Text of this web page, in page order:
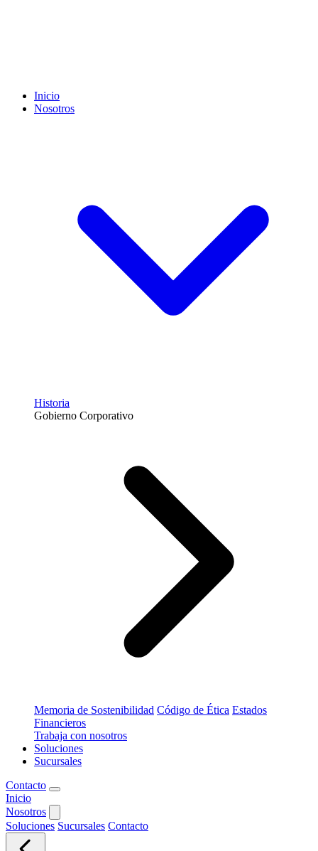
Inicio
Nosotros
Historia
Gobierno Corporativo
Memoria de Sostenibilidad Código de Ética Estados
Financieros
Trabaja con nosotros
Soluciones
Sucursales
Contacto
Inicio
Nosotros
Soluciones Sucursales Contacto